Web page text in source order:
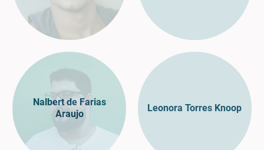
Nalbert de Farias
Araujo
Leonora Torres Knoop